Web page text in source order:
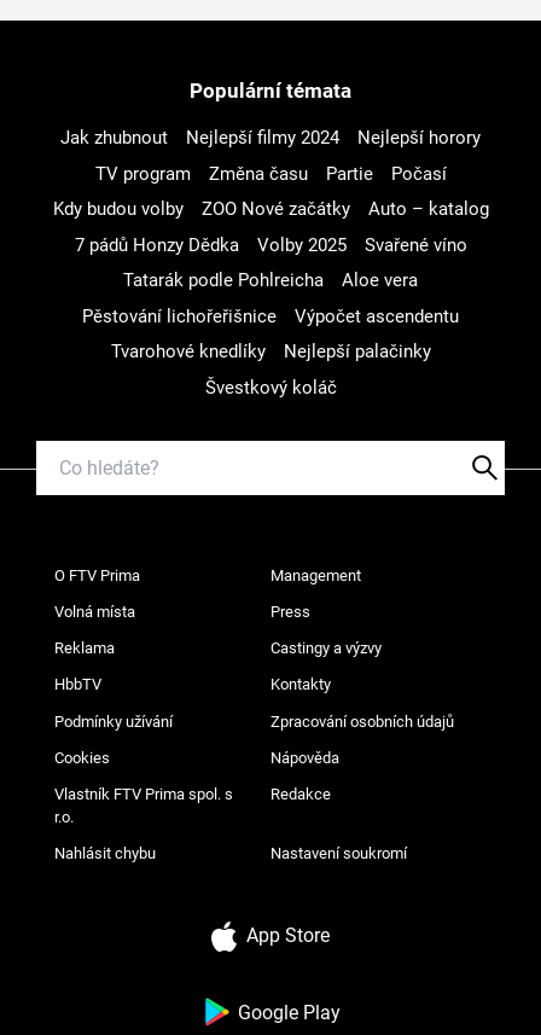
Populární témata
Jak zhubnout Nejlepší filmy 2024
Nejlepší horory
TV program
Změna času Partie
Počasí
Kdy budou volby
ZOO Nové začátky
Auto – katalog
7 pádů Honzy Dědka
Volby 2025
Svařené víno
Tatarák podle Pohlreicha
Aloe vera
Pěstování lichořeřišnice
Výpočet ascendentu
Tvarohové knedlíky
Nejlepší palačinky
Švestkový koláč
O FTV Prima Management
Volná místa Press
Reklama Castingy a výzvy
HbbTV Kontakty
Podmínky užívání Zpracování osobních údajů
Cookies Nápověda
Vlastník FTV Prima spol. s
r.o.
Redakce
Nahlásit chybu Nastavení soukromí
App Store
Google Play